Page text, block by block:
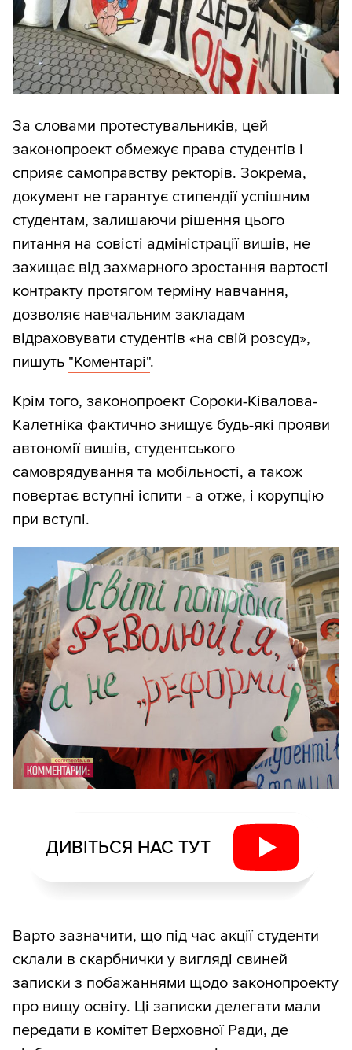
За словами протестувальників, цей
законопроект обмежує права студентів і
сприяє самоправству ректорів. Зокрема,
документ не гарантує стипендії успішним
студентам, залишаючи рішення цього
питання на совісті адміністрації вишів, не
захищає від захмарного зростання вартості
контракту протягом терміну навчання,
дозволяє навчальним закладам
відраховувати студентів «на свій розсуд»,
пишуть "Коментарі".
Крім того, законопроект Сороки-Ківалова-
Калетніка фактично знищує будь-які прояви
автономії вишів, студентського
самоврядування та мобільності, а також
повертає вступні іспити - а отже, і корупцію
при вступі.
ДИВІТЬСЯ НАС ТУТ
Варто зазначити, що під час акції студенти
склали в скарбнички у вигляді свиней
записки з побажаннями щодо законопроекту
про вищу освіту. Ці записки делегати мали
передати в комітет Верховної Ради, де